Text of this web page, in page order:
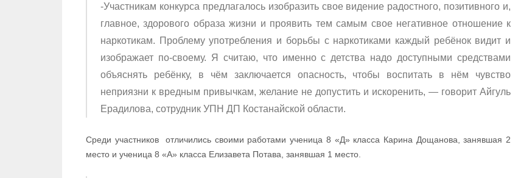
-Участникам конкурса предлагалось изобразить свое видение радостного, позитивного и,
главное, здорового образа жизни и проявить тем самым свое негативное отношение к
наркотикам. Проблему употребления и борьбы с наркотиками каждый ребёнок видит и
изображает по-своему. Я считаю, что именно с детства надо доступными средствами
объяснять ребёнку, в чём заключается опасность, чтобы воспитать в нём чувство
неприязни к вредным привычкам, желание не допустить и искоренить, — говорит Айгуль
Ерадилова, сотрудник УПН ДП Костанайской области.
Среди участников отличились своими работами ученица 8 «Д» класса Карина Дощанова, занявшая 2
место и ученица 8 «А» класса Елизавета Потава, занявшая 1 место.